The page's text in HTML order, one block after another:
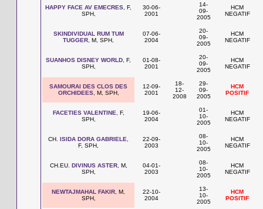
HAPPY FACE AV EMECRES , F,
SPH,
30-06-
2001
14-
09-
2005
HCM
NEGATIF
SKINDIVIDUAL RUM TUM
TUGGER , M, SPH,
07-06-
2004
20-
09-
2005
HCM
NEGATIF
SUANHOS DISNEY WORLD , F,
SPH,
01-08-
2001
20-
09-
2005
HCM
NEGATIF
SAMOURAI DES CLOS DES
ORCHIDEES, M, SPH,
12-09-
2001
18-
12-
2008
29-
09-
2005
HCM
POSITIF
FACETIES VALENTINE , F,
SPH,
19-06-
2004
01-
10-
2005
HCM
NEGATIF
CH. ISIDA DORA GABRIELE
F, SPH,
22-09-
2003
08-
10-
2005
HCM
NEGATIF
CH.EU. DIVINUS ASTER, M,
SPH,
04-01-
2003
08-
10-
2005
HCM
NEGATIF
NEWTAJMAHAL FAKIR , M,
SPH,
22-10-
2004
13-
10-
2005
HCM
POSITIF